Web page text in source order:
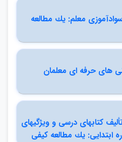
معلم: يك مطالعه
هاي حرفه اي معلمان
كتابهاي درسي و ويژگيهاي
ابتدايي: يك مطالعه كيفي